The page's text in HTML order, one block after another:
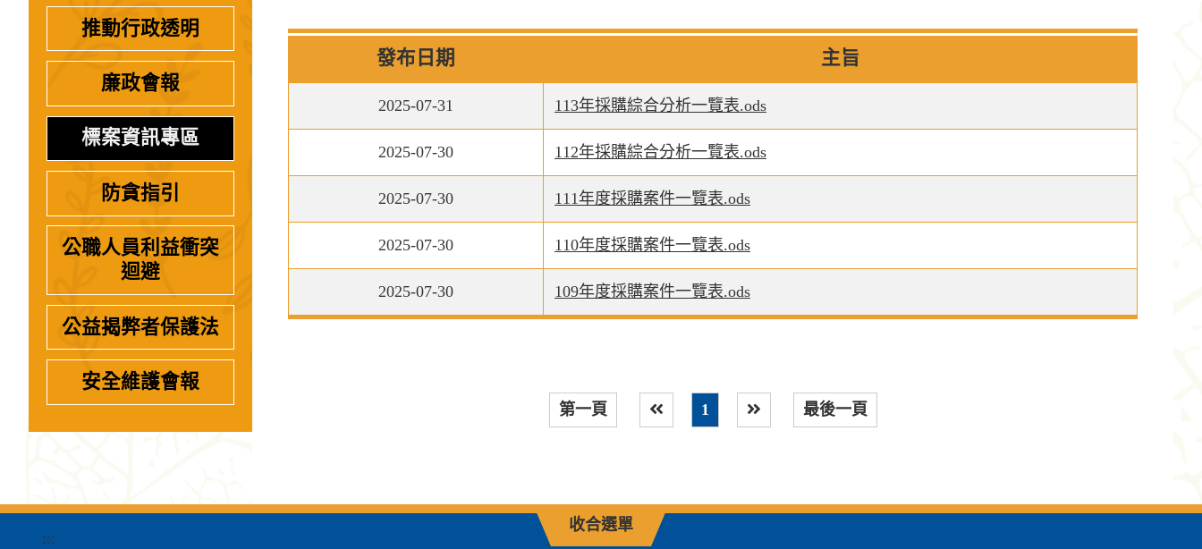
推動行政透明
廉政會報
標案資訊專區
防貪指引
公職人員利益衝突
迴避
公益揭弊者保護法
安全維護會報
發布日期 主旨
2025-07-31 113年採購綜合分析一覽表.ods
2025-07-30 112年採購綜合分析一覽表.ods
2025-07-30 111年度採購案件一覽表.ods
2025-07-30 110年度採購案件一覽表.ods
2025-07-30 109年度採購案件一覽表.ods
第一頁
上一頁
1
下一頁
最後一頁
收合選單
:::